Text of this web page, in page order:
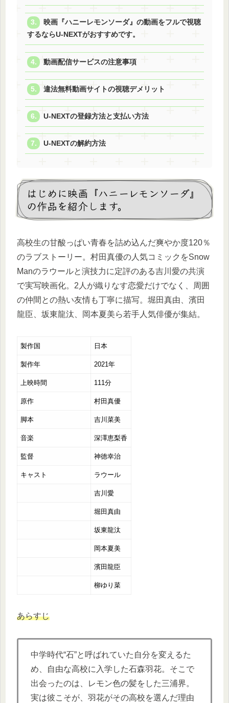
映画『ハニーレモンソーダ』の動画をフルで視聴
するならU-NEXTがおすすめです。
動画配信サービスの注意事項
違法無料動画サイトの視聴デメリット
U-NEXTの登録方法と支払い方法
U-NEXTの解約方法
はじめに映画『ハニーレモンソーダ』
の作品を紹介します。
高校生の甘酸っぱい青春を詰め込んだ爽やか度120％
のラブストーリー。村田真優の人気コミックをSnow
Manのラウールと演技力に定評のある吉川愛の共演
で実写映画化。2人が織りなす恋愛だけでなく、周囲
の仲間との熱い友情も丁寧に描写。堀田真由、濱田
龍臣、坂東龍汰、岡本夏美ら若手人気俳優が集結。
製作国 日本
製作年 2021年
上映時間 111分
原作 村田真優
脚本 吉川菜美
音楽 深澤恵梨香
監督 神徳幸治
キャスト ラウール
吉川愛
堀田真由
坂東龍汰
岡本夏美
濱田龍臣
柳ゆり菜
あらすじ
中学時代“石”と呼ばれていた自分を変えるた
め、自由な高校に入学した石森羽花。そこで
出会ったのは、レモン色の髪をした三浦界。
実は彼こそが、羽花がその高校を選んだ理由